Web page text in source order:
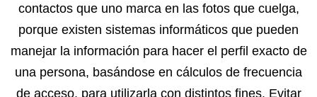
contactos que uno marca en las fotos que cuelga,
porque existen sistemas informáticos que pueden
manejar la información para hacer el perfil exacto de
una persona, basándose en cálculos de frecuencia
de acceso, para utilizarla con distintos fines. Evitar